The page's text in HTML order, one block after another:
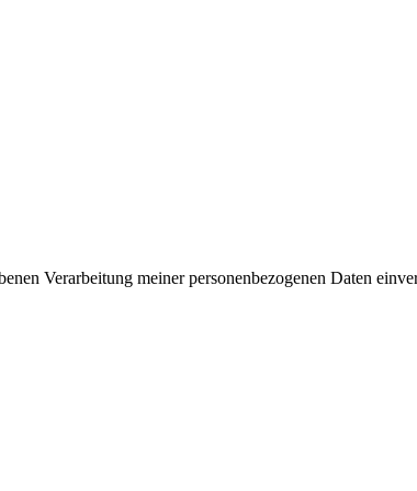
Verarbeitung meiner personenbezogenen Daten